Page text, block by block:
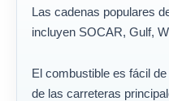
Las cadenas populares
incluyen SOCAR, Gulf,
El combustible es fácil
de las carreteras